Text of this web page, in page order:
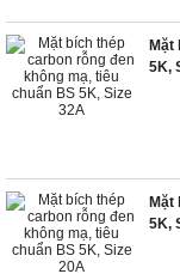
Mặt
5K,
Mặt
5K,